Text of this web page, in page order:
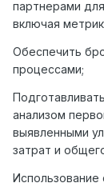
партнерами
включая
Обеспечить
процессами;
анализом
выявленными
затрат и